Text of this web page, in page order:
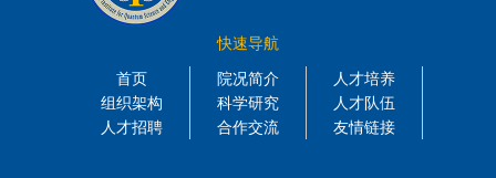
快速导航
首页
院况简介
人才培养
组织架构
科学研究
人才队伍
人才招聘
合作交流 友情链接